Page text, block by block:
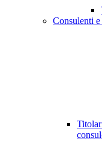
Consulenti